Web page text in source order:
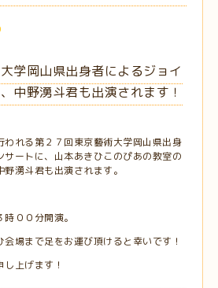
学岡山県出身者によるジョイ
中野湧斗君も出演されます！
われる第２７回東京藝術大学岡山県出身
サートに、山本あきひこのぴあの教室の
湧斗君も出演されます。
００分開演。
場まで足をお運び頂けると幸いです！
上げます！